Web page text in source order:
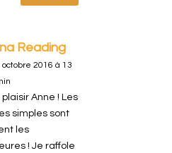
Reading
octobre 2016 à 13
Anne ! Les
simples sont
les
! Je raffole